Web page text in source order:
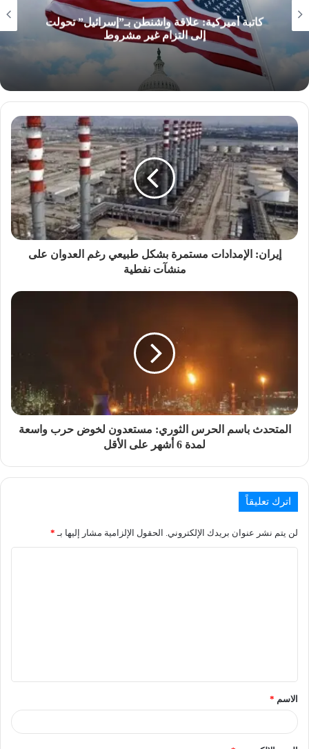
كاتبة أميركية: علاقة واشنطن بـ”إسرائيل” تحولت
إلى التزام غير مشروط
إيران: الإمدادات مستمرة بشكل طبيعي رغم العدوان على
منشآت نفطية
المتحدث باسم الحرس الثوري: مستعدون لخوض حرب واسعة
لمدة 6 أشهر على الأقل
اترك تعليقاً
لن يتم نشر عنوان بريدك الإلكتروني. الحقول الإلزامية مشار إليها بـ *
الاسم *